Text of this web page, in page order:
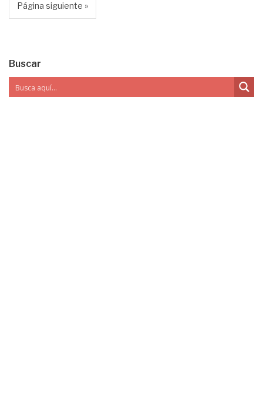
Página siguiente »
Buscar